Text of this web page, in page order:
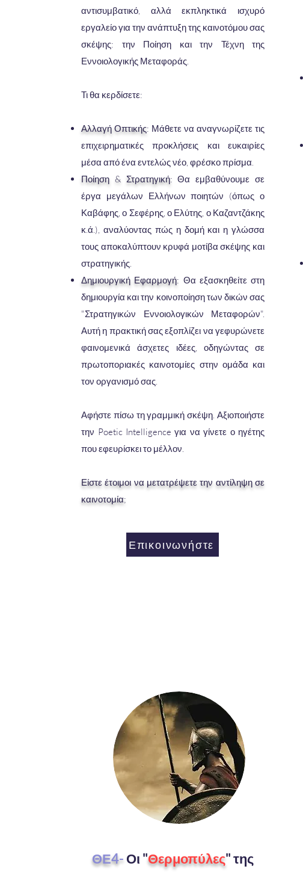
αντισυμβατικό, αλλά εκπληκτικά ισχυρό
εργαλείο για την ανάπτυξη της καινοτόμου σας
σκέψης: την Ποίηση και την Τέχνη της
Εννοιολογικής Μεταφοράς.
Τι θα κερδίσετε:
Αλλαγή Οπτικής: Μάθετε να αναγνωρίζετε τις
επιχειρηματικές προκλήσεις και ευκαιρίες
μέσα από ένα εντελώς νέο, φρέσκο πρίσμα.
Ποίηση & Στρατηγική: Θα εμβαθύνουμε σε
έργα μεγάλων Ελλήνων ποιητών (όπως ο
Καβάφης, ο Σεφέρης, ο Ελύτης, ο Καζαντζάκης
κ.ά.), αναλύοντας πώς η δομή και η γλώσσα
τους αποκαλύπτουν κρυφά μοτίβα σκέψης και
στρατηγικής.
Δημιουργική Εφαρμογή: Θα εξασκηθείτε στη
δημιουργία και την κοινοποίηση των δικών σας
"Στρατηγικών Εννοιολογικών Μεταφορών".
Αυτή η πρακτική σας εξοπλίζει να γεφυρώνετε
φαινομενικά άσχετες ιδέες, οδηγώντας σε
πρωτοποριακές καινοτομίες στην ομάδα και
τον οργανισμό σας.
Αφήστε πίσω τη γραμμική σκέψη. Αξιοποιήστε
την Poetic Intelligence για να γίνετε ο ηγέτης
που εφευρίσκει το μέλλον.
Είστε έτοιμοι να μετατρέψετε την αντίληψη σε
καινοτομία;
Επικοινωνήστε
ΘΕ4- Οι "Θερμοπύλες" της